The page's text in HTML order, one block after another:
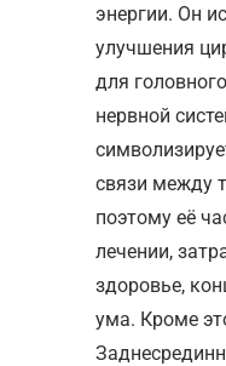
энергии. Он
улучшения
для
нервной
связи между
поэтому её
лечении,
здоровье,
ума. Кроме